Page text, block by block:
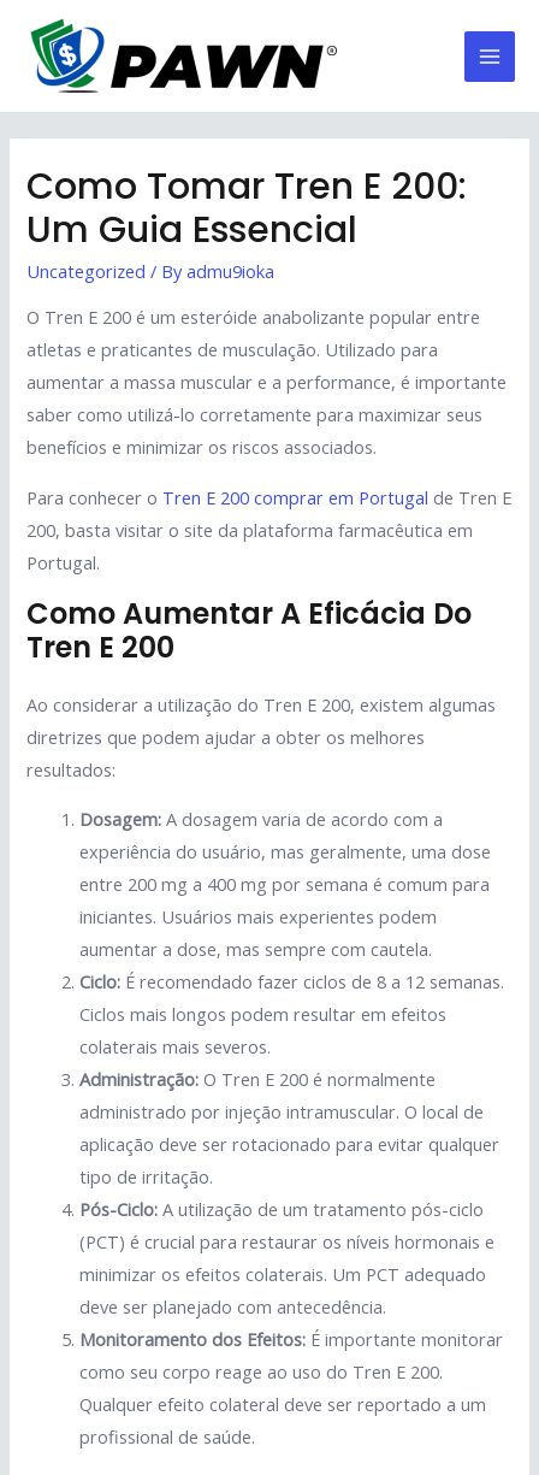
content
Como Tomar Tren E 200:
Um Guia Essencial
Uncategorized / Byadmu9ioka
O Tren E 200 é um esteróide anabolizante popular entre
atletas e praticantes de musculação. Utilizado para
aumentar a massa muscular e a performance, é importante
saber como utilizá-lo corretamente para maximizar seus
benefícios e minimizar os riscos associados.
Para conhecer o Tren E 200 comprar em Portugal de Tren E
200, basta visitar o site da plataforma farmacêutica em
Portugal.
Como Aumentar A Eficácia Do
Tren E 200
Ao considerar a utilização do Tren E 200, existem algumas
diretrizes que podem ajudar a obter os melhores
resultados:
Dosagem: A dosagem varia de acordo com a
experiência do usuário, mas geralmente, uma dose
entre 200 mg a 400 mg por semana é comum para
iniciantes. Usuários mais experientes podem
aumentar a dose, mas sempre com cautela.
Ciclo: É recomendado fazer ciclos de 8 a 12 semanas.
Ciclos mais longos podem resultar em efeitos
colaterais mais severos.
Administração: O Tren E 200 é normalmente
administrado por injeção intramuscular. O local de
aplicação deve ser rotacionado para evitar qualquer
tipo de irritação.
Pós-Ciclo: A utilização de um tratamento pós-ciclo
(PCT) é crucial para restaurar os níveis hormonais e
minimizar os efeitos colaterais. Um PCT adequado
deve ser planejado com antecedência.
Monitoramento dos Efeitos: É importante monitorar
como seu corpo reage ao uso do Tren E 200.
Qualquer efeito colateral deve ser reportado a um
profissional de saúde.